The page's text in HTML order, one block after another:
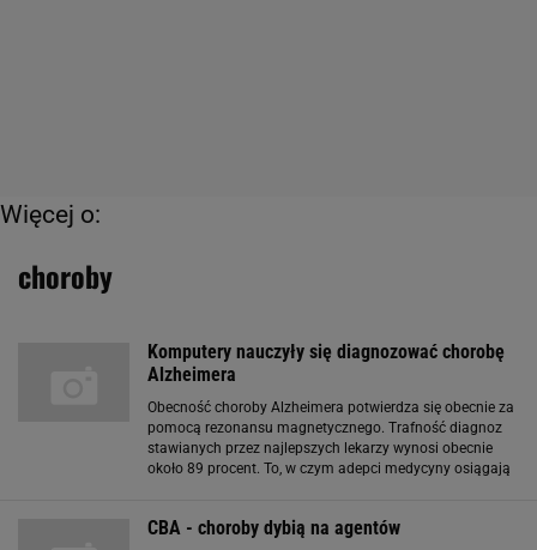
Więcej o:
choroby
Komputery nauczyły się diagnozować chorobę
Alzheimera
Obecność choroby Alzheimera potwierdza się obecnie za
pomocą rezonansu magnetycznego. Trafność diagnoz
stawianych przez najlepszych lekarzy wynosi obecnie
około 89 procent. To, w czym adepci medycyny osiągają
CBA - choroby dybią na agentów